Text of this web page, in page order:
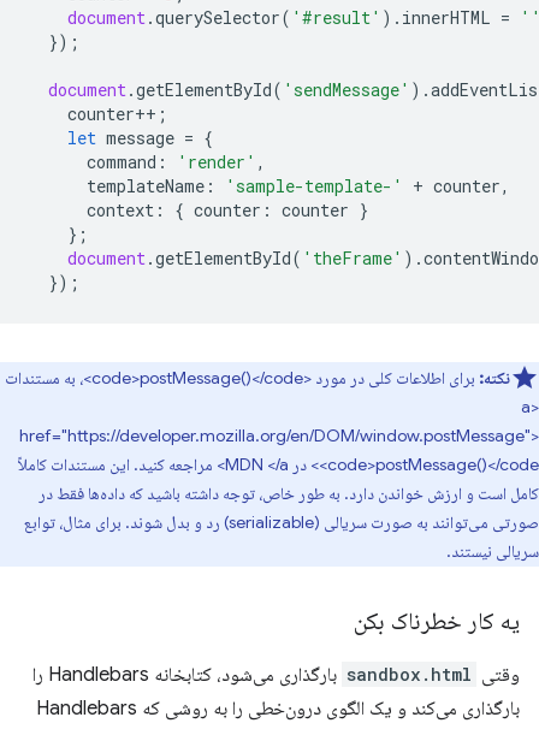
document.querySelector( '#result' ). innerHTML =
});
document.getElementById( 'sendMessage' ).
counter++ ;
let message = {
command : 'render' ,
templateName : 'sample-template-' + counter,
context : { counter : counter }
};
document.getElementById( 'theFrame' ).
});
نکته:
برای اطلاعات کلی در مورد <code>postMessage()</code>، به مستندات
<a
href="https://developer.mozilla.org/en/DOM/window.postMessage">
<code>postMessage()</code> در MDN </a> مراجعه کنید. این مستندات کاملاً
کامل است و ارزش خواندن دارد. به طور خاص، توجه داشته باشید که داده‌ها فقط در
صورتی می‌توانند به صورت سریالی (serializable) رد و بدل شوند. برای مثال، توابع
سریالی نیستند.
یه کار خطرناک بکن
وقتی sandbox.html
بارگذاری می‌شود، کتابخانه Handlebars را
بارگذاری می‌کند و یک الگوی درون‌خطی را به روشی که Handlebars